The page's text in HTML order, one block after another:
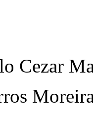
Cezar